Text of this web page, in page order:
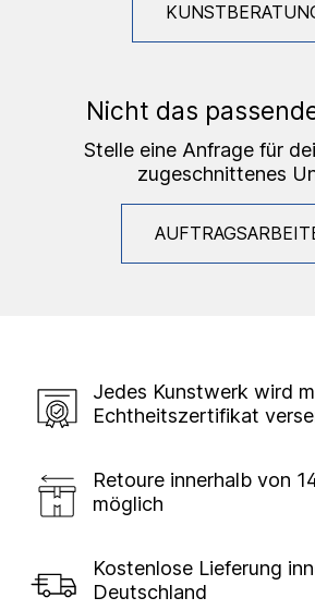
Nicht das
Stelle eine Anfrage für
zugeschnittenes
Jedes Kunstwerk wird
Echtheitszertifikat
Retoure innerhalb von
möglich
Kostenlose Lieferung
Deutschland